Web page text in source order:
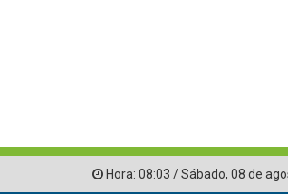
Hora: 08:03 /Sábado, 08 de